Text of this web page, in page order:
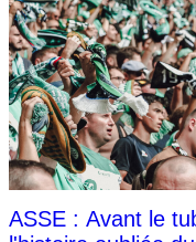
ASSE : Avant le